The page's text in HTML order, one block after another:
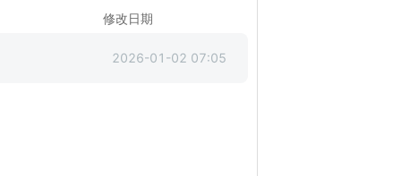
修改日期
2026-01-02 07:05